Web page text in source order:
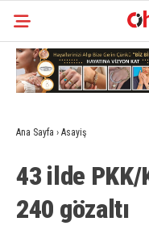
Ana Sayfa › Asayiş
43 ilde PKK/
240 gözaltı